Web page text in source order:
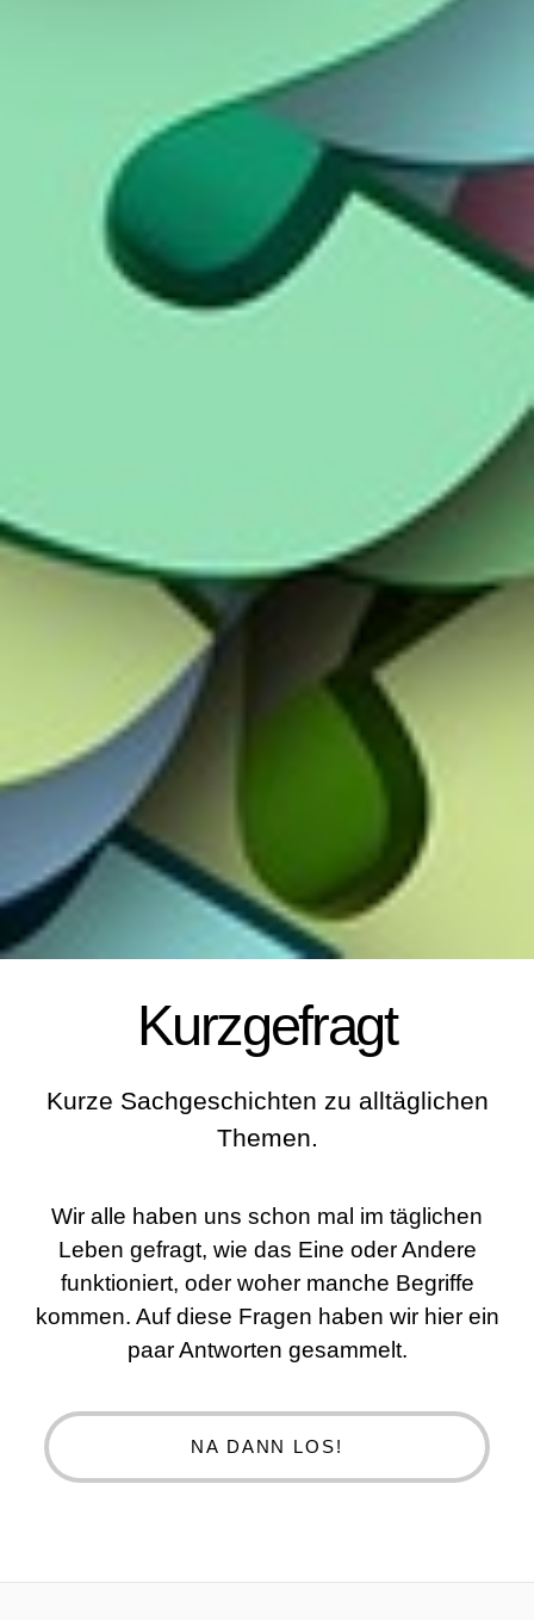
Kurzgefragt
Kurze Sachgeschichten zu alltäglichen
Themen.
Wir alle haben uns schon mal im täglichen
Leben gefragt, wie das Eine oder Andere
funktioniert, oder woher manche Begriffe
kommen. Auf diese Fragen haben wir hier ein
paar Antworten gesammelt.
NA DANN LOS!